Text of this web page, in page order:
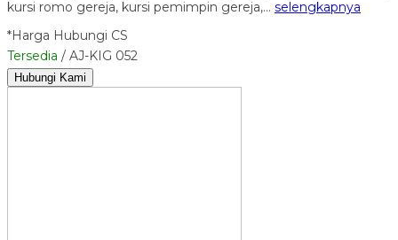
kursi romo gereja, kursi pemimpin gereja,… selengkapnya
*Harga Hubungi CS
Tersedia / AJ-KIG 052
Hubungi Kami